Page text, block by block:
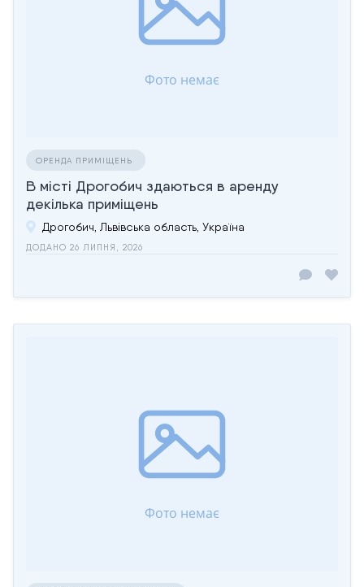
ОРЕНДА ПРИМІЩЕНЬ
В місті Дрогобич здаються в аренду
декілька приміщень
Дрогобич, Львівська область, Україна
ДОДАНО 26 ЛИПНЯ, 2026